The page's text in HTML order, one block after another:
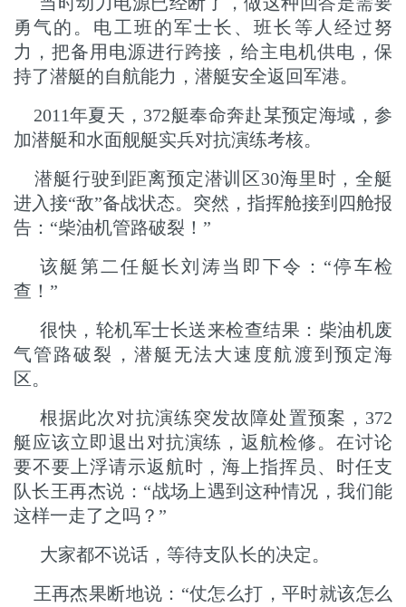
勇气的。电工班的军士长、班长等人经过努
力，把备用电源进行跨接，给主电机供电，保
持了潜艇的自航能力，潜艇安全返回军港。
2011年夏天，372艇奉命奔赴某预定海域，参
加潜艇和水面舰艇实兵对抗演练考核。
潜艇行驶到距离预定潜训区30海里时，全艇
进入接“敌”备战状态。突然，指挥舱接到四舱报
告：“柴油机管路破裂！”
该艇第二任艇长刘涛当即下令：“停车检
查！”
很快，轮机军士长送来检查结果：柴油机废
气管路破裂，潜艇无法大速度航渡到预定海
区。
根据此次对抗演练突发故障处置预案，372
艇应该立即退出对抗演练，返航检修。在讨论
要不要上浮请示返航时，海上指挥员、时任支
队长王再杰说：“战场上遇到这种情况，我们能
这样一走了之吗？”
大家都不说话，等待支队长的决定。
王再杰果断地说：“仗怎么打，平时就该怎么